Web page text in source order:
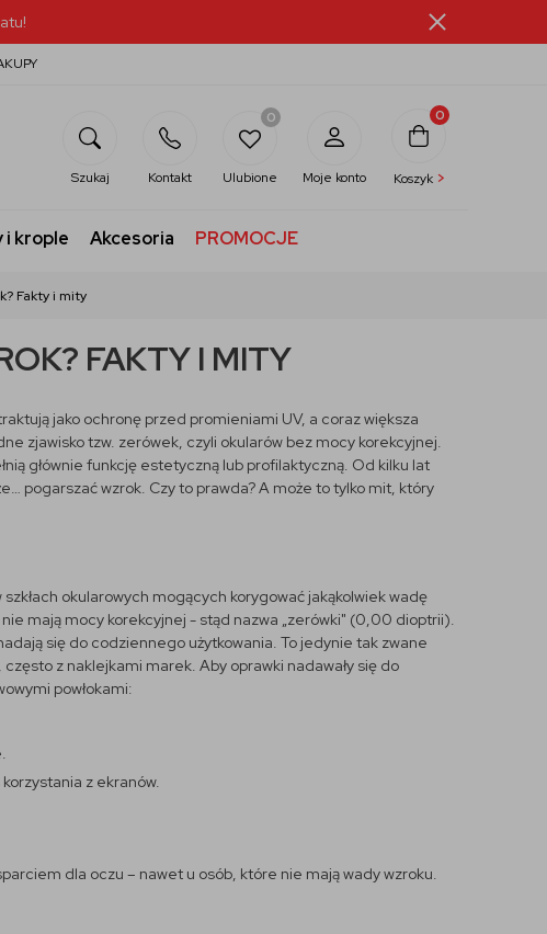
Szukaj Kontakt
0
Ulubione Moje konto
0
Koszyk >
i krople Akcesoria PROMOCJE
Fakty i mity
FAKTY I MITY
jako ochronę przed promieniami UV, a coraz większa
zjawisko tzw. zerówek, czyli okularów bez mocy korekcyjnej.
głównie funkcję estetyczną lub profilaktyczną. Od kilku lat
pogarszać wzrok. Czy to prawda? A może to tylko mit, który
okularowych mogących korygować jakąkolwiek wadę
mają mocy korekcyjnej - stąd nazwa „zerówki" (0,00 dioptrii).
się do codziennego użytkowania. To jedynie tak zwane
z naklejkami marek. Aby oprawki nadawały się do
powłokami:
z ekranów.
dla oczu – nawet u osób, które nie mają wady wzroku.